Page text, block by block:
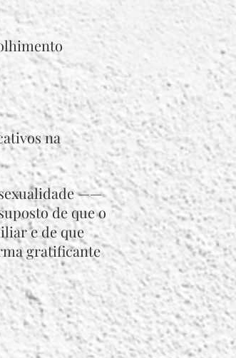
na
——
de que o
e de que
gratificante